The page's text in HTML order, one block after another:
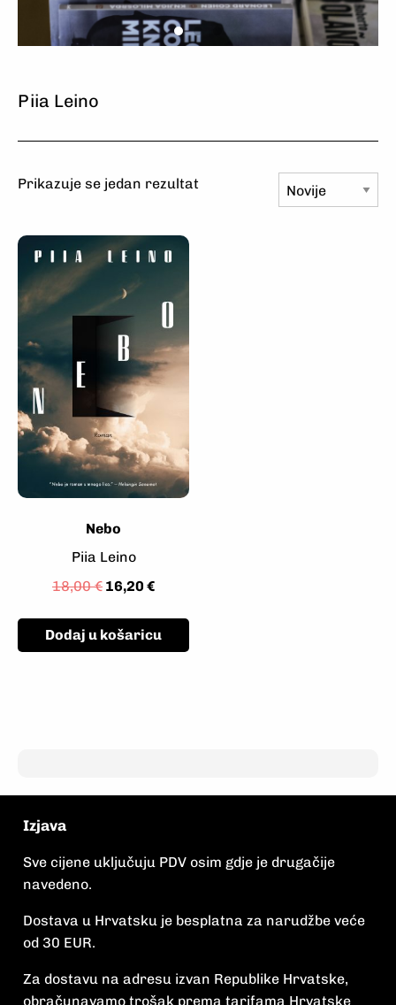
Piia Leino
Prikazuje se jedan rezultat
Nebo
Piia Leino
18,00€ 16,20 €
Dodaj u košaricu
Izjava
Sve cijene uključuju PDV osim gdje je drugačije
navedeno.
Dostava u Hrvatsku je besplatna za narudžbe veće
od 30 EUR.
Za dostavu na adresu izvan Republike Hrvatske,
obračunavamo trošak prema tarifama Hrvatske